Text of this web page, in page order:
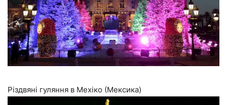
Різдвяні гуляння в Мехіко (Мексика)